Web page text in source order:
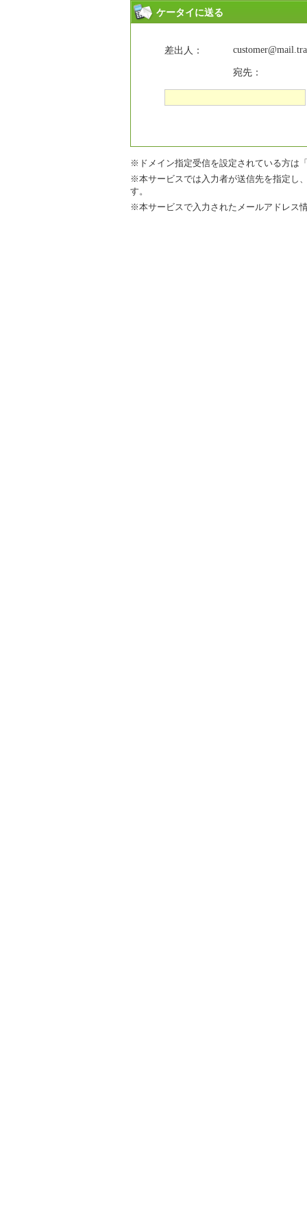
ケータイに送る
差出人：
宛先：
※ドメイン指定受信を設定されている方は
※本サービスでは入力者が送信先を指定し
す。
※本サービスで入力されたメールアドレス